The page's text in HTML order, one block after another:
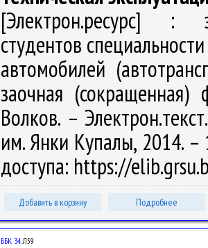
[Электрон.ресурс] :
студентов
автомобилей
заочная
Волков. –
им. Янки Купалы, 2014. –
доступа: https://
Добавить в корзину Подробнее
ББК 34.Л59